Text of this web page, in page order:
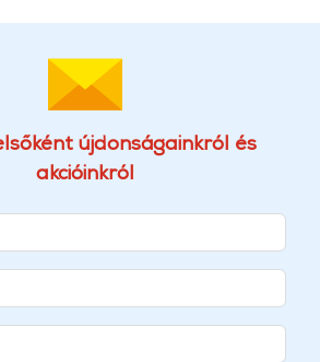
újdonságainkról és
akcióinkról